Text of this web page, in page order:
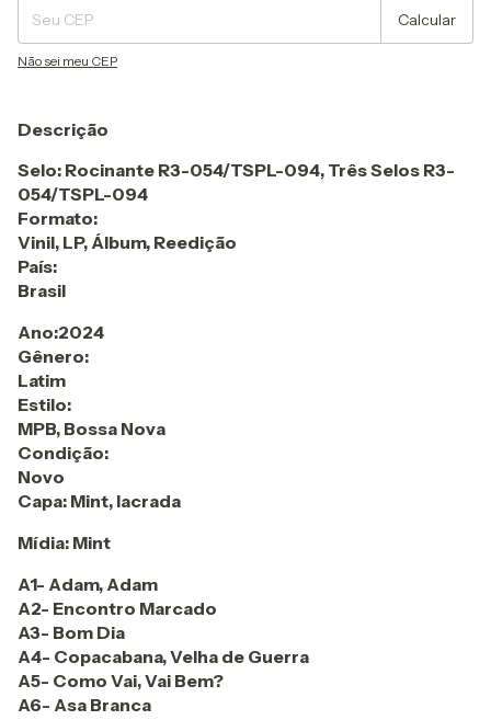
Calcular
Não sei meu CEP
Descrição
Selo: Rocinante R3-054/TSPL-094, Três Selos R3-
054/TSPL-094
Formato:
Vinil, LP, Álbum, Reedição
País:
Brasil
Ano:2024
Gênero:
Latim
Estilo:
MPB, Bossa Nova
Condição:
Novo
Capa: Mint, lacrada
Mídia: Mint
A1- Adam, Adam
A2- Encontro Marcado
A3- Bom Dia
A4- Copacabana, Velha de Guerra
A5- Como Vai, Vai Bem?
A6- Asa Branca